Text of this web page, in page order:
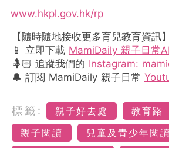
www.hkpl.gov.hk/rp
【隨時隨地接收更多育兒教育資訊】
📱 立即下載 MamiDaily 親子日常
🤱🏻 追蹤我們的 Instagram:
🔔 訂閱 MamiDaily 親子日常
標籤: 親子好去處 教育路
親子閱讀
兒童及青少年閱